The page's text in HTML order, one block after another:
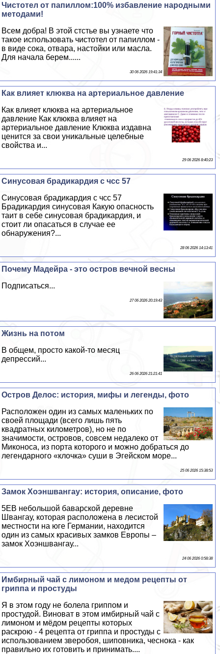
Чистотел от папиллом:100% избавление народными
методами!
Всем добра! В этой стстье вы узнаете что
такое использовать чистотел от папиллом -
в виде сока, отвара, настойки или масла.
Для начала берем......
30 06 2026 19:41:34
Как влияет клюква на артериальное давление
Как влияет клюква на артериальное
давление Как клюква влияет на
артериальное давление Клюква издавна
ценится за свои уникальные целебные
свойства и...
29 06 2026 8:40:23
Синусовая брадикардия с чсс 57
Синусовая брадикардия с чсс 57
Брадикардия синусовая Какую опасность
таит в себе синусовая брадикардия, и
стоит ли опасаться в случае ее
обнаружения?...
28 06 2026 14:13:41
Почему Мадейра - это остров вечной весны
Подписаться...
27 06 2026 20:19:43
Жизнь на потом
В общем, просто какой-то месяц
депрессий...
26 06 2026 21:21:41
Остров Делос: история, мифы и легенды, фото
Расположен один из самых маленьких по
своей площади (всего лишь пять
квадратных километров), но не по
значимости, островов, совсем недалеко от
Миконоса, из порта которого и можно добраться до
легендарного «клочка» суши в Эгeйском море...
25 06 2026 15:38:53
Замок Хоэншвангау: история, описание, фото
5EВ небольшой баварской деревне
Швангау, которая расположена в лесистой
местности на юге Германии, находится
один из самых красивых замков Европы –
замок Хоэншвангау...
24 06 2026 0:58:38
Имбирный чай с лимоном и медом рецепты от
гриппа и простуды
Я в этом году не болела гриппом и
простудой. Виноват в этом имбирный чай с
лимоном и мёдом рецепты которых
раскрою - 4 рецепта от гриппа и простуды с
использованием зверобоя, шиповника, чеснока - как
правильно их готовить и принимать....